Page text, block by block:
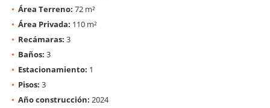
Área Terreno: 72 m²
Área Privada: 110 m²
Recámaras: 3
Baños: 3
Estacionamiento: 1
Pisos: 3
Año construcción: 2024